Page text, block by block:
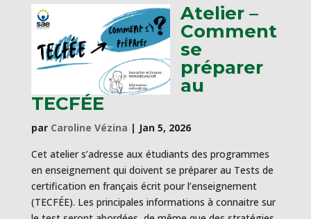
Atelier –
Comment
se
préparer
au
TECFÉE
par Caroline Vézina | Jan 5, 2026
Cet atelier s’adresse aux étudiants des programmes
en enseignement qui doivent se préparer au Tests de
certification en français écrit pour l’enseignement
(TECFÉE). Les principales informations à connaitre sur